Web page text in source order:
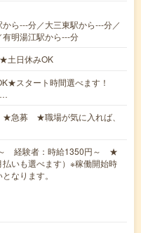
ら---分／大三東駅から---分／
明湯江駅から---分
土日休みOK
スタート時間選べます！
急募 ★職場が気に入れば、
～ 経験者：時給1350円～ ★
いも選べます）※稼働開始時
なります。